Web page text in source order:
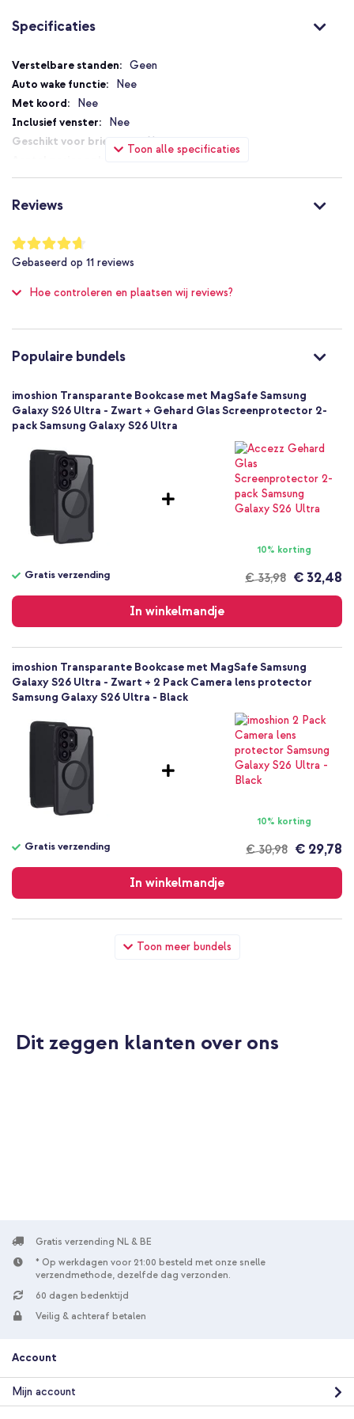
Specificaties
Toon alle specificaties
Specificaties
Geen
Nee
Nee
Nee
Nee
Magneetsluiting
MagSafe Compatible
Geen extra valbescherming
Goed
Nee
imoshion
SH00095625
Zwart
Geen
Bookcase, Hardcase
Achterkant & Zijkant, Voorkant,
Volledige bescherming
Reviews
Waardering:
93
%
of
Gebaseerd op 11 reviews
Hoe controleren en plaatsen wij reviews?
Populaire bundels
Toon meer bundels
imoshion Transparante Bookcase met MagSafe Samsung
Galaxy S26 Ultra - Zwart + Gehard Glas Screenprotector 2-
pack Samsung Galaxy S26 Ultra
10% korting
€ 33,98
Gratis verzending € 32,48
In winkelmandje
verzending
imoshion Transparante Bookcase met MagSafe Samsung
Galaxy S26 Ultra - Zwart + 2 Pack Camera lens protector
Samsung Galaxy S26 Ultra - Black
10% korting
€ 30,98
Gratis verzending € 29,78
In winkelmandje
verzending
imoshion Transparante Bookcase met MagSafe Samsung
Galaxy S26 Ultra - Zwart + Wall Charger - Oplader - USB-C en
€ 30,98
Gratis verzending € 28,58
In winkelmandje
Gratis
verzending
Dit zeggen klanten over ons
Gratis verzending NL & BE
* Op werkdagen voor 21:00 besteld met onze snelle
verzendmethode, dezelfde dag verzonden.
60 dagen bedenktijd
Veilig & achteraf betalen
Account
Mijn account